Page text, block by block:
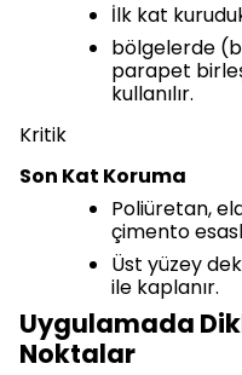
İlk kat
bölgelerde
parapet
kullanılır.
Kritik
Son Kat Koruma
Poliüretan,
çimento
Üst yüzey
ile kaplanır.
Uygulamada
Noktalar